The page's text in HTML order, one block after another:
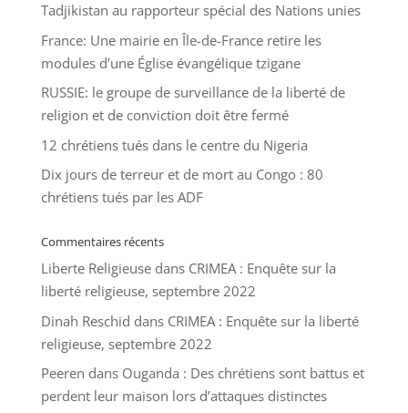
Tadjikistan au rapporteur spécial des Nations unies
France: Une mairie en Île-de-France retire les
modules d’une Église évangélique tzigane
RUSSIE: le groupe de surveillance de la liberté de
religion et de conviction doit être fermé
12 chrétiens tués dans le centre du Nigeria
Dix jours de terreur et de mort au Congo : 80
chrétiens tués par les ADF
Commentaires récents
Liberte Religieusedans CRIMEA : Enquête sur la
liberté religieuse, septembre 2022
Dinah Reschid dans CRIMEA : Enquête sur la liberté
religieuse, septembre 2022
Peeren dans Ouganda : Des chrétiens sont battus et
perdent leur maison lors d’attaques distinctes